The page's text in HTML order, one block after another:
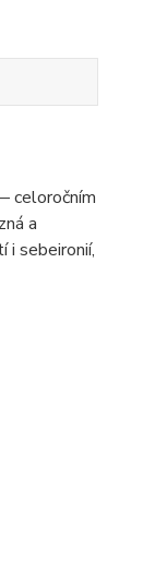
celoročním
a
i sebeironií,